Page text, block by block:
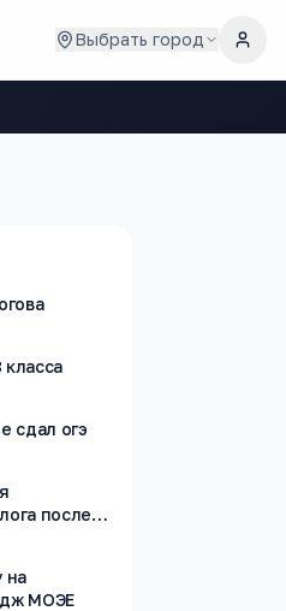
Выбрать город
сдал огэ
после
на
МОЭЕ